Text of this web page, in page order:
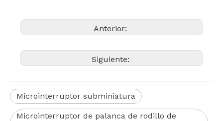
Anterior:
Siguiente:
Microinterruptor subminiatura
Microinterruptor de palanca de rodillo de